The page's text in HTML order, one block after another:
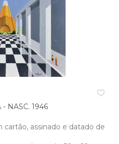
favorite_border
NASC. 1946
cartão, assinado e datado de